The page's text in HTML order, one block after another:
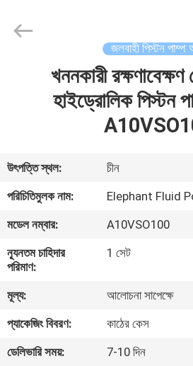
আমাদের
সম্পর্কে
কারখানা
ভ্রমণ
মান
নিয়ন্ত্রণ
Power
Co.,Ltd.
জলবাহী পিস্টন পাম্প
খননকারী
হাইড্রোলিক পিস্টন
উৎপত্তি স্থল:
চীন
পরিচিতিমুলক নাম:
Elephant Fluid
মডেল নম্বার:
A10VSO100
ন্যূনতম চাহিদার
পরিমাণ:
1 সেট
মূল্য:
আলোচনা সাপেক্ষে
প্যাকেজিং বিবরণ:
কাঠের কেস
ডেলিভারি সময়:
7-10 দিন